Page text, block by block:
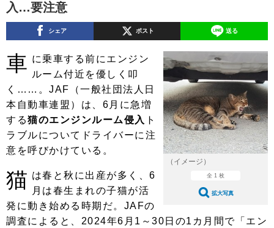
中国 四国
九州
注目の記事
ショップレポート 愛車 File
自動車豆知識 ストップ！不具合修理＆粗悪修理
鈑金・塗装
ディテイリング
ディテイリング 洗車
コーティング
フィルム・ラッピング
鈑金・塗装
防錆
ストップ 不具合修理＆粗悪修理
カーメーカー「旧車」関連プロジェ
クト
コラム
ショップ紹介
ショップレポート
レストア
入…要注意
シェア ポスト 送る
（イメージ）
全 1 枚
拡大写真
車 に乗車する前にエンジン
ルーム付近を優しく叩
く……。JAF（一般社団法人日
本自動車連盟）は、6月に急増
する猫のエンジンルーム侵入 ト
ラブルについてドライバーに注
意を呼びかけている。
猫 は春と秋に出産が多く、6
月は春生まれの子猫が活
発に動き始める時期だ。JAFの
調査によると、2024年6月1～30日の1カ月間で「エン